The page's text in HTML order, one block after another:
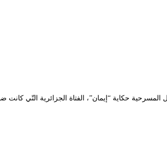
المسرحية حكاية “إيمان”، الفتاة الجزائرية التّي